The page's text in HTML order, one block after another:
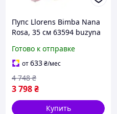
Пупс Llorens Bimba Nana
Rosa, 35 см 63594 buzyna
Готово к отправке
от633₴/мес
3 798₴
4 748 ₴
Купить